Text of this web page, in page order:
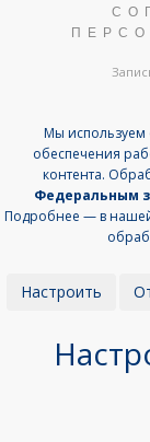
Мы используем
обеспечения
контента.
Федеральным
Подробнее — в
Настроить